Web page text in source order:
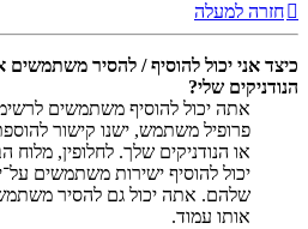
חזרה למעלה
כיצד אני יכול להוסיף / להסיר
הנודניקים שלי?
אתה יכול להוסיף משתמשים
פרופיל משתמש, ישנו קישור
או הנודניקים שלך. לחלופין,
יכול להוסיף ישירות משתמשים
שלהם. אתה יכול גם להסיר
אותו עמוד.